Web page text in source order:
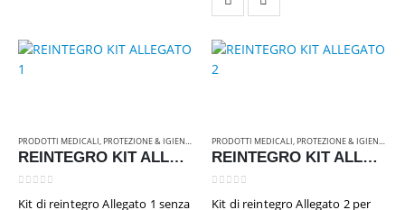
opzioni
possono
essere
pagina
del
prodotto
PRODOTTI MEDICALI, PROTEZIONE & IGIENE , RICAMBI & ATTREZZATURE
REINTEGRO KIT ALLEGATO 1
Kit di reintegro Allegato 1 senza
PRODOTTI MEDICALI, PROTEZIONE & IGIENE ,
REINTEGRO KIT ALLEGATO 2
Kit di reintegro Allegato 2 per